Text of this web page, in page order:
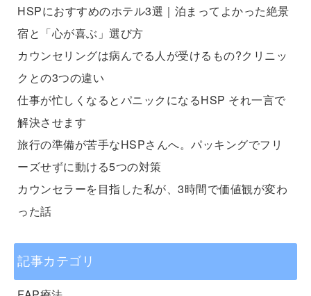
HSPにおすすめのホテル3選｜泊まってよかった絶景
宿と「心が喜ぶ」選び方
カウンセリングは病んでる人が受けるもの?クリニッ
クとの3つの違い
仕事が忙しくなるとパニックになるHSP それ一言で
解決させます
旅行の準備が苦手なHSPさんへ。パッキングでフリ
ーズせずに動ける5つの対策
カウンセラーを目指した私が、3時間で価値観が変わ
った話
記事カテゴリ